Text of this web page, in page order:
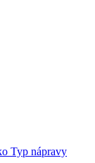
Typ nápravy